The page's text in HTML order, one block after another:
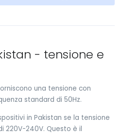
- tensione e
una tensione con
standard di 50Hz.
in Pakistan se la tensione
220V-240V. Questo è il